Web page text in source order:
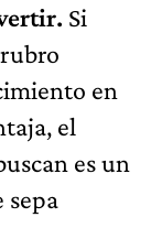
Si
en
el
es un
sepa